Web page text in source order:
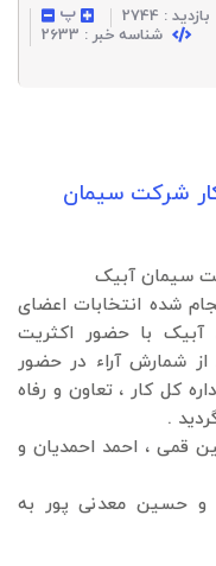
بازدید : 2744 پ
شناسه خبر : 2633
کار شرکت سیمان
سیمان آبیک
ریزی انجام شده انتخابات اعضای
آبیک با حضور اکثریت
شمارش آراء در حضور
کل کار ، تعاون و رفاه
.
قمی ، احمد احمدیان و
و حسین معدنی پور به